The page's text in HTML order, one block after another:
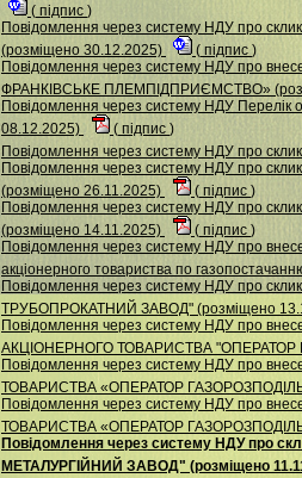
( підпис )
Повідомлення через систему НДУ про
(розміщено 30.12.2025)
( підпис )
Повідомлення через систему НДУ про
ФРАНКІВСЬКЕ ПЛЕМПІДПРИЄМСТВО»
Повідомлення через систему НДУ Перелік
08.12.2025)
( підпис )
Повідомлення через систему НДУ про
Повідомлення через систему НДУ про
(розміщено 26.11.2025)
( підпис )
Повідомлення через систему НДУ про
(розміщено 14.11.2025)
( підпис )
Повідомлення через систему НДУ про
акціонерного товариства по
Повідомлення через систему НДУ про
ТРУБОПРОКАТНИЙ ЗАВОД" (розміщено
Повідомлення через систему НДУ про
АКЦІОНЕРНОГО ТОВАРИСТВА "ОПЕРАТОР
Повідомлення через систему НДУ про
ТОВАРИСТВА «ОПЕРАТОР
Повідомлення через систему НДУ про
ТОВАРИСТВА «ОПЕРАТОР
Повідомлення через систему НДУ про
МЕТАЛУРГІЙНИЙ ЗАВОД" (розміщено